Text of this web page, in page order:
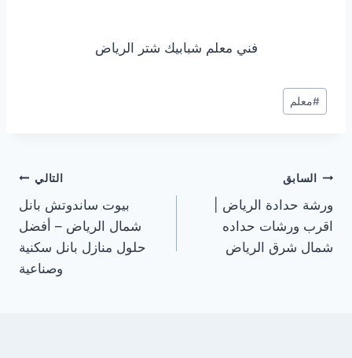
فني معلم شبابيك شتر الرياض
وسوم
المقال:
#معلم
تصفّح
المقالات
السابق
ورشة حدادة الرياض |
اقرب ورشات حداده
شمال شرق الرياض
التالي
بيوت ساندوتش بانل
شمال الرياض – أفضل
حلول منازل بانل سكنية
وصناعية